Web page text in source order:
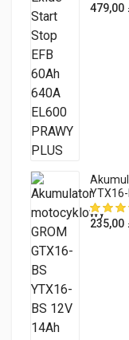
479,00
235,00